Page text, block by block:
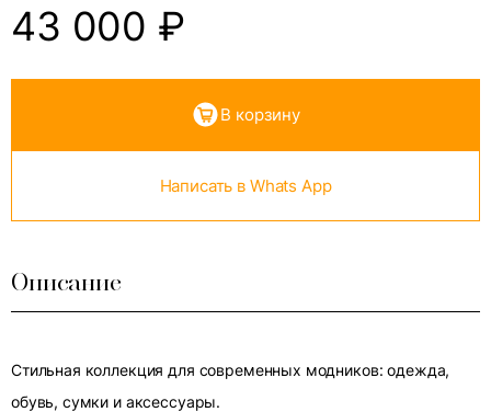
43 000 ₽
В корзину
Написать в Whats App
Описание
Стильная коллекция для современных модников: одежда,
обувь, сумки и аксессуары.